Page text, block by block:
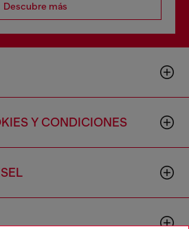
Descubre más
Y CONDICIONES